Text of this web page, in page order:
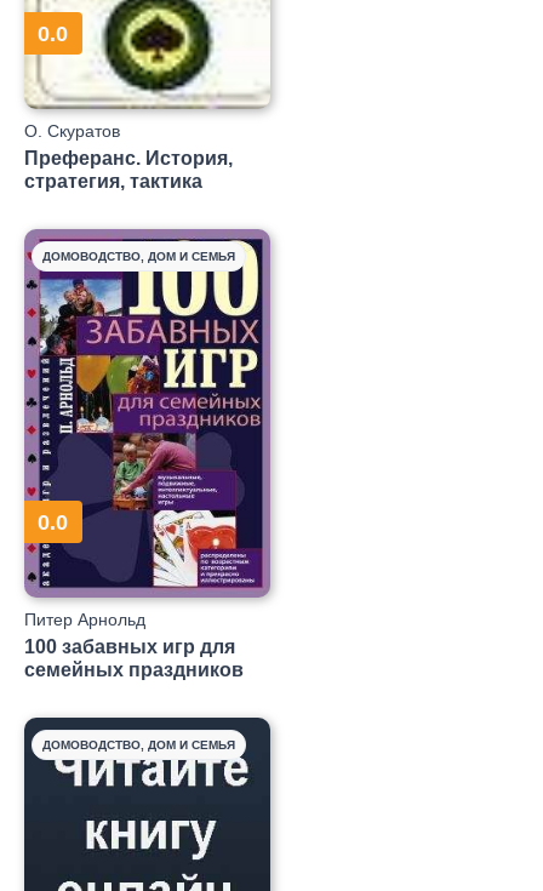
0.0
О. Скуратов
Преферанс. История,
стратегия, тактика
ДОМОВОДСТВО, ДОМ И СЕМЬЯ
0.0
Питер Арнольд
100 забавных игр для
семейных праздников
ДОМОВОДСТВО, ДОМ И СЕМЬЯ